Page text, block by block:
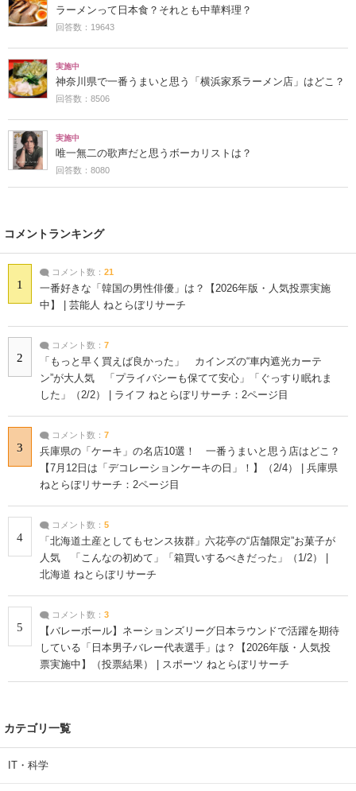
ラーメンって日本食？それとも中華料理？
回答数：19643
実施中
神奈川県で一番うまいと思う「横浜家系ラーメン店」はどこ？
回答数：8506
実施中
唯一無二の歌声だと思うボーカリストは？
回答数：8080
コメントランキング
1
コメント数： 21
一番好きな「韓国の男性俳優」は？【2026年版・人気投票実施
中】 | 芸能人 ねとらぼリサーチ
2
コメント数： 7
「もっと早く買えば良かった」 カインズの“車内遮光カーテ
ン”が大人気 「プライバシーも保てて安心」「ぐっすり眠れま
した」（2/2） | ライフ ねとらぼリサーチ：2ページ目
3
コメント数： 7
兵庫県の「ケーキ」の名店10選！ 一番うまいと思う店はどこ？
【7月12日は「デコレーションケーキの日」！】（2/4） | 兵庫県
ねとらぼリサーチ：2ページ目
4
コメント数： 5
「北海道土産としてもセンス抜群」六花亭の“店舗限定”お菓子が
人気 「こんなの初めて」「箱買いするべきだった」（1/2） |
北海道 ねとらぼリサーチ
5
コメント数： 3
【バレーボール】ネーションズリーグ日本ラウンドで活躍を期待
している「日本男子バレー代表選手」は？【2026年版・人気投
票実施中】（投票結果） | スポーツ ねとらぼリサーチ
カテゴリ一覧
IT・科学